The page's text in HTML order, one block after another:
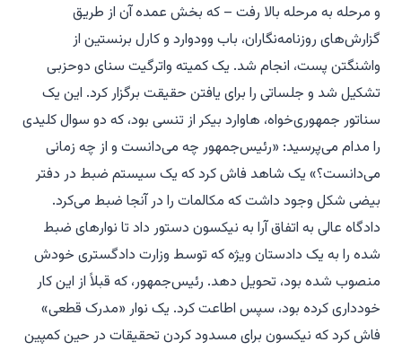
و مرحله به مرحله بالا رفت – که بخش عمده آن از طریق
گزارش‌های روزنامه‌نگاران، باب وودوارد و کارل برنستین از
واشنگتن پست، انجام شد. یک کمیته واترگیت سنای دوحزبی
تشکیل شد و جلساتی را برای یافتن حقیقت برگزار کرد. این یک
سناتور جمهوری‌خواه، هاوارد بیکر از تنسی بود، که دو سوال کلیدی
را مدام می‌پرسید: «رئیس‌جمهور چه می‌دانست و از چه زمانی
می‌دانست؟» یک شاهد فاش کرد که یک سیستم ضبط در دفتر
بیضی شکل وجود داشت که مکالمات را در آنجا ضبط می‌کرد.
دادگاه عالی به اتفاق آرا به نیکسون دستور داد تا نوارهای ضبط
شده را به یک دادستان ویژه که توسط وزارت دادگستری خودش
منصوب شده بود، تحویل دهد. رئیس‌جمهور، که قبلاً از این کار
خودداری کرده بود، سپس اطاعت کرد. یک نوار «مدرک قطعی»
فاش کرد که نیکسون برای مسدود کردن تحقیقات در حین کمپین